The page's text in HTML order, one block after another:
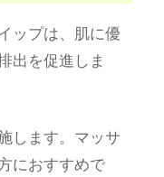
ップは、肌に優
出を促進しま
します。マッサ
におすすめで